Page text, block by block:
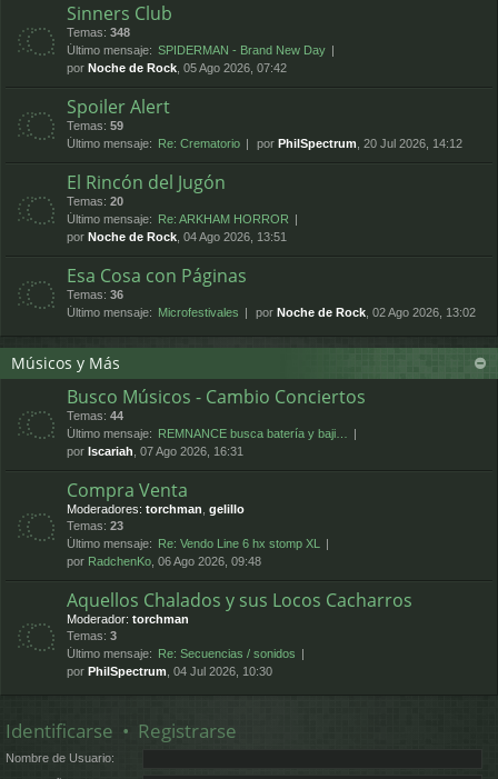
Sinners Club
Temas: 348
Último mensaje: SPIDERMAN - Brand New Day
por Noche de Rock , 05 Ago 2026, 07:42
Spoiler Alert
Temas: 59
Último mensaje: Re: Crematorio por PhilSpectrum , 20 Jul 2026, 14:12
El Rincón del Jugón
Temas: 20
Último mensaje: Re: ARKHAM HORROR
por Noche de Rock , 04 Ago 2026, 13:51
Esa Cosa con Páginas
Temas: 36
Último mensaje: Microfestivales por Noche de Rock , 02 Ago 2026, 13:02
Músicos y Más
Busco Músicos - Cambio Conciertos
Temas: 44
Último mensaje: REMNANCE busca batería y baji…
por Iscariah , 07 Ago 2026, 16:31
Compra Venta
Moderadores: torchman gelillo
Temas: 23
Último mensaje: Re: Vendo Line 6 hx stomp XL
por RadchenKo , 06 Ago 2026, 09:48
Aquellos Chalados y sus Locos Cacharros
Moderador: torchman
Temas: 3
Último mensaje: Re: Secuencias / sonidos
por PhilSpectrum , 04 Jul 2026, 10:30
Identificarse • Registrarse
Nombre de Usuario: